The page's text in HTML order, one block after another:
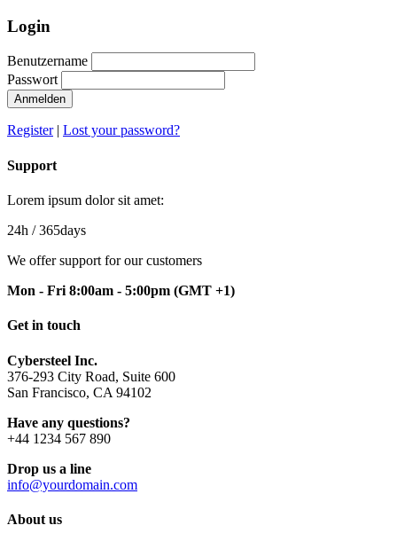
Login
Benutzername
Passwort
Anmelden
Register| Lost your password?
Support
Lorem ipsum dolor sit amet:
24h / 365days
We offer support for our customers
Mon - Fri 8:00am - 5:00pm (GMT +1)
Get in touch
Cybersteel Inc.
376-293 City Road, Suite 600
San Francisco, CA 94102
Have any questions?
+44 1234 567 890
Drop us a line
info@yourdomain.com
About us